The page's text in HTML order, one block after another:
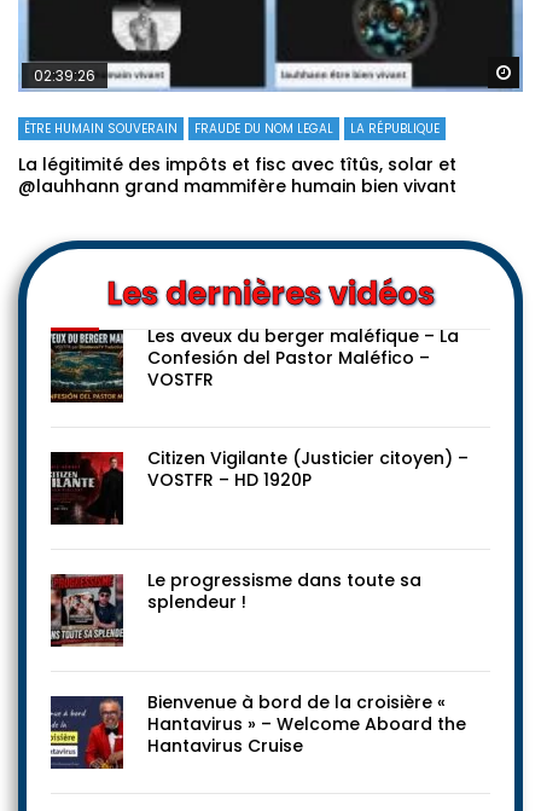
02:39:26
ÊTRE HUMAIN SOUVERAIN FRAUDE DU NOM LEGAL LA RÉPUBLIQUE
La légitimité des impôts et fisc avec tîtûs, solar et
@lauhhann grand mammifère humain bien vivant
Les dernières vidéos
Les aveux du berger maléfique – La
Confesión del Pastor Maléfico –
VOSTFR
Citizen Vigilante (Justicier citoyen) –
VOSTFR – HD 1920P
Le progressisme dans toute sa
splendeur !
Bienvenue à bord de la croisière «
Hantavirus » – Welcome Aboard the
Hantavirus Cruise